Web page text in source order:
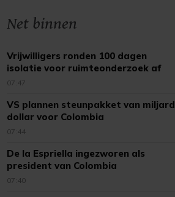
Net binnen
Vrijwilligers ronden 100 dagen
isolatie voor ruimteonderzoek af
07:47
VS plannen steunpakket van miljard
dollar voor Colombia
07:44
De la Espriella ingezworen als
president van Colombia
07:40